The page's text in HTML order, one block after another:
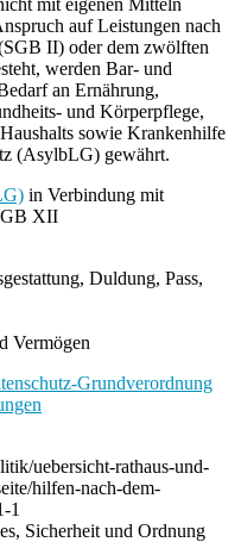
auf Leistungen nach
II) oder dem zwölften
werden Bar- und
an Ernährung,
und Körperpflege,
sowie Krankenhilfe
(AsylbLG) gewährt.
in Verbindung mit
XII
Duldung, Pass,
Vermögen
Grundverordnung
uebersicht-rathaus-und-
hilfen-nach-dem-
1
Sicherheit und Ordnung